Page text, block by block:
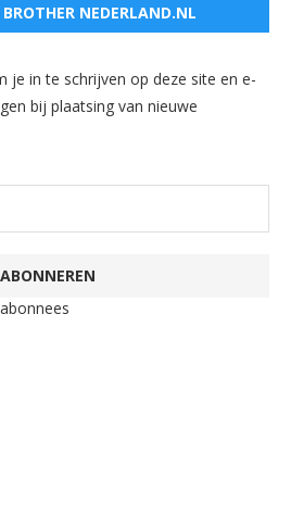
NEDERLAND.NL
je in te schrijven op deze site en e-
bij plaatsing van nieuwe
ABONNEREN